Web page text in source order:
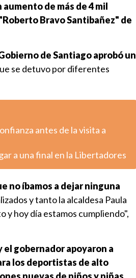
de más de 4 mil
Bravo Santibañez" de
de Santiago aprobó un
se detuvo por diferentes
antes de la visita a
a una final en la Libertadores
no íbamos a dejar ninguna
y tanto la alcaldesa Paula
y hoy día estamos cumpliendo",
el gobernador apoyaron a
los deportistas de alto